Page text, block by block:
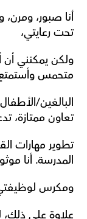
تحت رعايتي،
متحمس
تعاون ممتازة،
تطوير مهارات
المدرسة. أنا
ومكرس